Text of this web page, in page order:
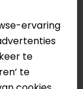
ervaring
te
te